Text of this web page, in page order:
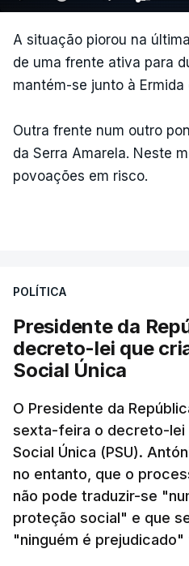
A situação piorou na
de uma frente ativa para
mantém-se junto à Ermida
⁠Outra frente num outro
da Serra Amarela. Neste
povoações em risco.
POLÍTICA
Presidente da
decreto-lei que
Social Única
O Presidente da
sexta-feira o decreto-lei
Social Única (PSU).
no entanto, que o
não pode traduzir-se
proteção social" e que
"ninguém é